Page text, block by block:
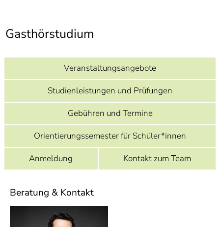
Gasthörstudium
Veranstaltungsangebote
Studienleistungen und Prüfungen
Gebühren und Termine
Orientierungssemester für Schüler*innen
Anmeldung
Kontakt zum Team
Beratung & Kontakt